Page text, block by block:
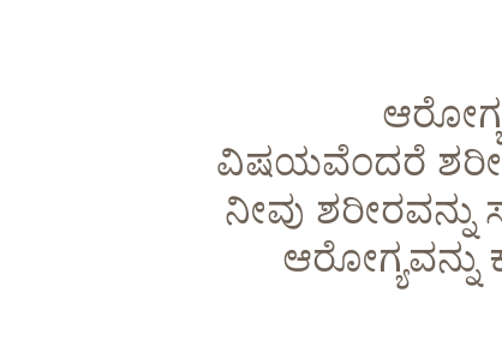
ವಿಷಯವೆಂದರೆ
ನೀವು ಶರೀರವನ್ನು
ಆರೋಗ್ಯವನ್ನು